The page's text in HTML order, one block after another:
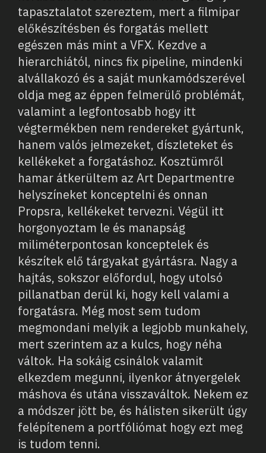
tapasztalatot szereztem, mert a filmipar
előkészítésben és forgatás mellett
egészen más mint a VFX. Kezdve a
hierarchiától, nincs fix pipeline, mindenki
alvállakozó és a saját munkamódszerével
oldja meg az éppen felmerülő problémát,
valamint a legfontosabb hogy itt
végtermékben nem rendereket gyártunk,
hanem valós jelmezeket, díszleteket és
kellékeket a forgatáshoz. Kosztümről
hamar átkerültem az Art Departmentre
helyszíneket konceptelni és onnan
Propsra, kellékeket tervezni. Végül itt
horgonyoztam le és manapság
miliméterpontosan konceptelek és
készítek elő tárgyakat gyártásra. Nagy a
hajtás, sokszor előfordul, hogy utolsó
pillanatban derül ki, hogy kell valami a
forgatásra. Még most sem tudom
megmondani melyik a legjobb munkahely,
mert szerintem az a kulcs, hogy néha
váltok. Ha sokáig csinálok valamit
elkezdem megunni, ilyenkor átnyergelek
máshova és utána visszaváltok. Nekem ez
a módszer jött be, és hálisten sikerült úgy
felépítenem a portfóliómat hogy ezt meg
is tudom tenni.